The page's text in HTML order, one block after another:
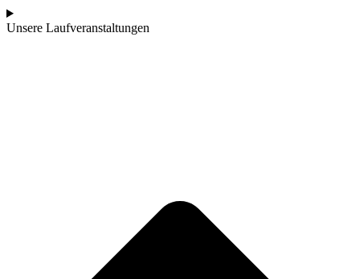
Unsere Laufveranstaltungen